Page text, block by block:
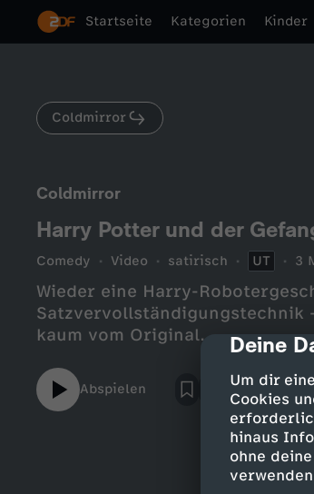
cmp-
Deine
Um dir
Cookies
hinaus
ohne
Startseite Kategorien Kinder
Coldmirror
Coldmirror
Harry Potter und der
Comedy Video satirisch UT 3
Wieder eine Harry-
Satzvervollständigungstechnik
kaum vom Original.
Abspielen